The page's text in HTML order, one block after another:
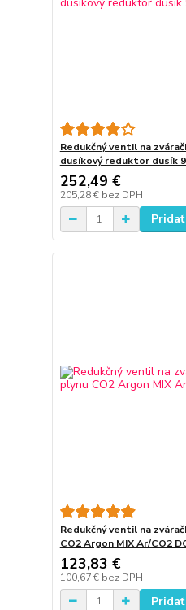
Redukčný ventil na
dusíkový reduktor dusík
252,49 €
205,28 € bez DPH
Redukčný ventil na
CO2 Argon MIX Ar/CO2
123,83 €
100,67 € bez DPH